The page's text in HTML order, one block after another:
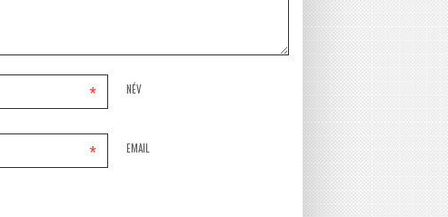
NÉV
*
EMAIL
*